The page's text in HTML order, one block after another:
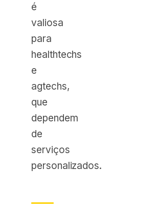
é
valiosa
para
healthtechs
e
agtechs,
que
dependem
de
serviços
personalizados.